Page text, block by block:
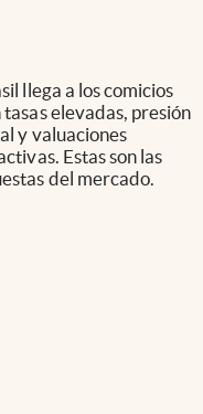
llega a los comicios
tasas elevadas, presión
y valuaciones
Estas son las
del mercado.